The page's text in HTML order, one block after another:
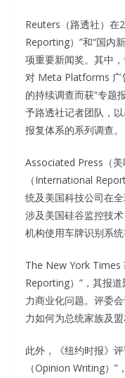
Reuters（路透社）在
Reporting）”和“国内
项重要新闻奖。其中
对 Meta Platforms 广
的持续调查而获“专题
予路透社记者团队，
报复体系的系列调查。
Associated Press（美
（International
统及美国科技公司在
涉及美国硅谷监控技
机构使用车牌识别系统
The New York Times
Reporting）”，其报
力商业化问题。评委
力如何为总统家族及盟
此外，《纽约时报》
（Opinion Writing）